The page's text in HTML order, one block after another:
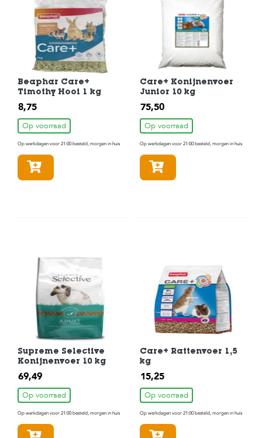
Beaphar Care+
Timothy Hooi 1 kg
8,75
Op voorraad
Op werkdagen voor 21:00 besteld, morgen in huis
Care+ Konijnenvoer
Junior 10 kg
75,50
Op voorraad
Op werkdagen voor 21:00 besteld, morgen in huis
Supreme Selective
Konijnenvoer 10 kg
69,49
Op voorraad
Op werkdagen voor 21:00 besteld, morgen in huis
Care+ Rattenvoer 1,5
kg
15,25
Op voorraad
Op werkdagen voor 21:00 besteld, morgen in huis